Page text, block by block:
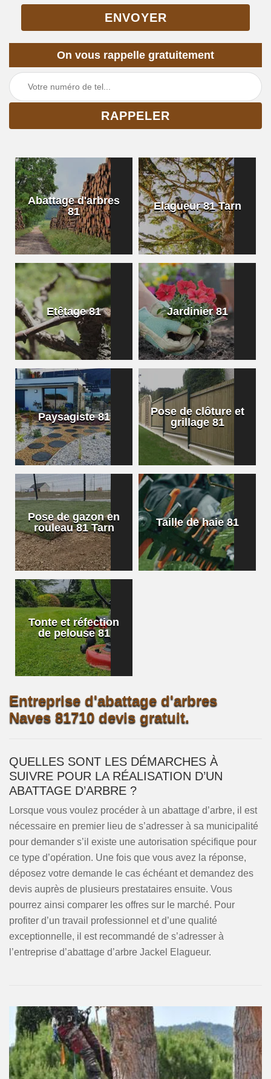
On vous rappelle gratuitement
Abattage d'arbres
81
Elagueur 81 Tarn
Etêtage 81 Jardinier 81
Paysagiste 81
Pose de clôture et
grillage 81
Pose de gazon en
rouleau 81 Tarn
Taille de haie 81
Tonte et réfection
de pelouse 81
Entreprise d'abattage d'arbres
Naves 81710 devis gratuit.
QUELLES SONT LES DÉMARCHES À
SUIVRE POUR LA RÉALISATION D’UN
ABATTAGE D’ARBRE ?
Lorsque vous voulez procéder à un abattage d’arbre, il est
nécessaire en premier lieu de s’adresser à sa municipalité
pour demander s’il existe une autorisation spécifique pour
ce type d’opération. Une fois que vous avez la réponse,
déposez votre demande le cas échéant et demandez des
devis auprès de plusieurs prestataires ensuite. Vous
pourrez ainsi comparer les offres sur le marché. Pour
profiter d’un travail professionnel et d’une qualité
exceptionnelle, il est recommandé de s’adresser à
l’entreprise d’abattage d’arbre Jackel Elagueur.